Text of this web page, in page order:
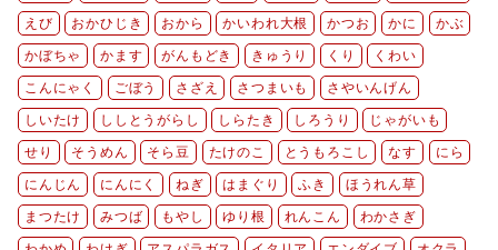
えび おかひじき おから かいわれ大根 かつお かに かぶ
かぼちゃ かます がんもどき きゅうり くり くわい
こんにゃく ごぼう さざえ さつまいも さやいんげん
しいたけ ししとうがらし しらたき しろうり じゃがいも
せり そうめん そら豆 たけのこ とうもろこし なす にら
にんじん にんにく ねぎ はまぐり ふき ほうれん草
まつたけ みつば もやし ゆり根 れんこん わかさぎ